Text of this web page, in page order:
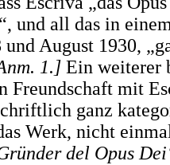
und all das in
August 1930,
1.] Ein weiterer
Freundschaft mit
ganz
Werk, nicht
del Opus